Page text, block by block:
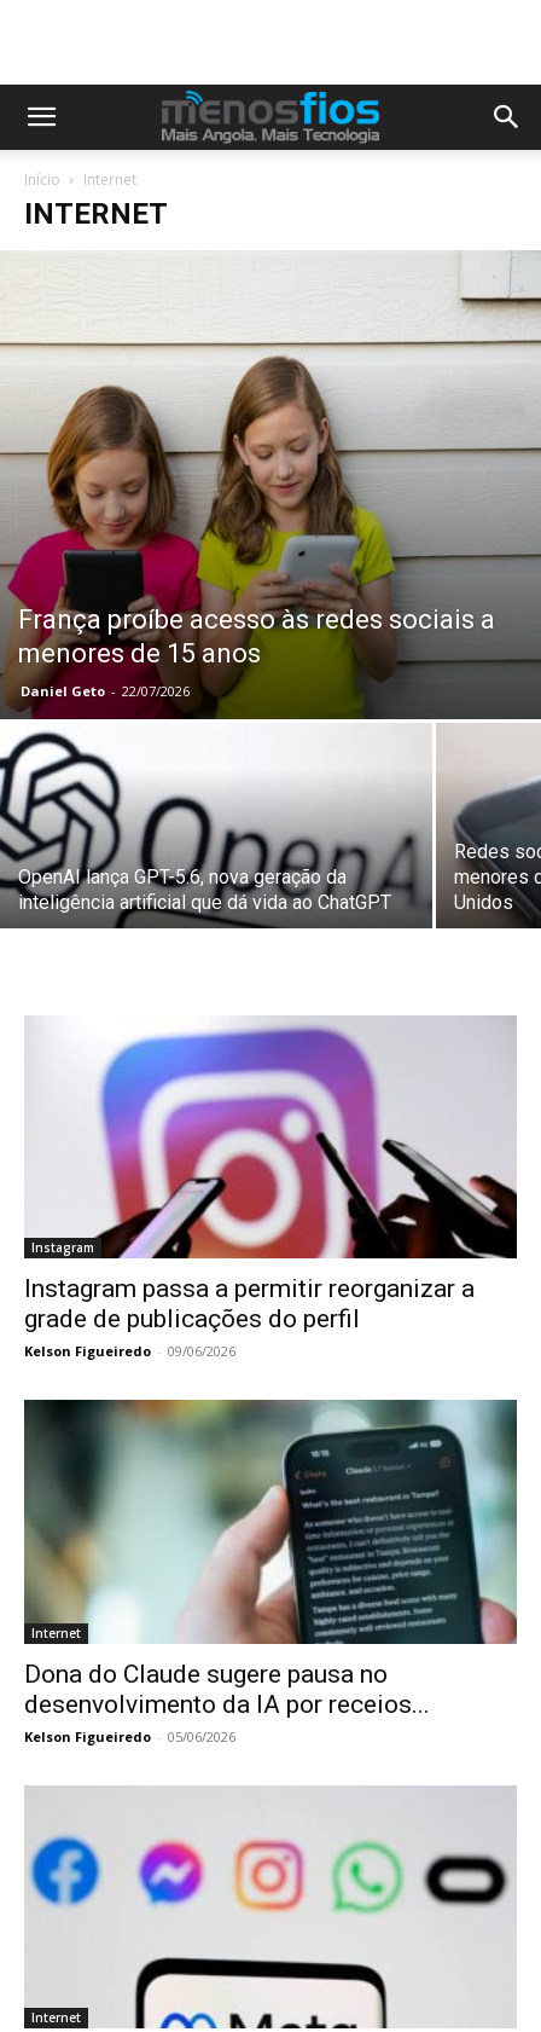
Início Internet
INTERNET
França proíbe acesso às redes sociais a
menores de 15 anos
Daniel Geto - 22/07/2026
OpenAI lança GPT-5.6, nova geração da
inteligência artificial que dá vida ao ChatGPT
Redes
menores
Unidos
Instagram
Instagram passa a permitir reorganizar a
grade de publicações do perfil
Kelson Figueiredo - 09/06/2026
Internet
Dona do Claude sugere pausa no
desenvolvimento da IA por receios...
Kelson Figueiredo - 05/06/2026
Internet